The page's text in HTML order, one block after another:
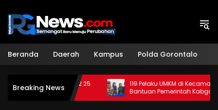
konten
Beranda Daerah Kampus Polda Gorontalo
Breaking News
Diskon BPP S2 25
119 Pelaku UMKM di Kecamatan Dapat
Bantuan Pemerintah Kabgor